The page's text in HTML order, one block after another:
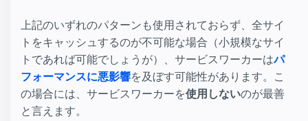
上記のいずれのパターンも使用されておらず、全サイ
トをキャッシュするのが不可能な場合（小規模なサイ
トであれば可能でしょうが）、サービスワーカーはパ
フォーマンスに悪影響を及ぼす可能性があります。こ
の場合には、サービスワーカーを使用しないのが最善
と言えます。